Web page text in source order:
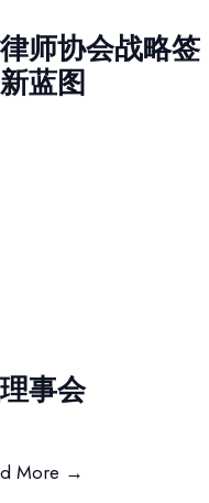
师协会战略签
蓝图
事会
More →